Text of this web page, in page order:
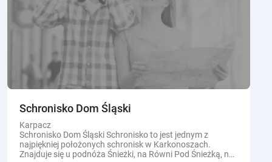
Schronisko Dom Śląski
Karpacz
Schronisko Dom Śląski Schronisko to jest jednym z
najpiękniej położonych schronisk w Karkonoszach.
Znajduje się u podnóża Śnieżki, na Równi Pod Śnieżką, na